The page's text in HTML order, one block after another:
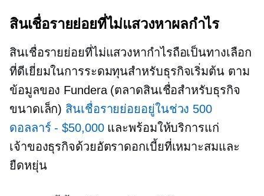
สินเชื่อรายย่อยที่ไม่แสวงหาผลกำไร
สินเชื่อรายย่อยที่ไม่แสวงหากำไรถือเป็นทางเลือก
ที่ดีเยี่ยมในการระดมทุนสำหรับธุรกิจเริ่มต้น ตาม
ข้อมูลของ Fundera (ตลาดสินเชื่อสำหรับธุรกิจ
ขนาดเล็ก) สินเชื่อรายย่อยอยู่ในช่วง 500
ดอลลาร์- $50,000และพร้อมให้บริการแก่
เจ้าของธุรกิจด้วยอัตราดอกเบี้ยที่เหมาะสมและ
ยืดหยุ่น